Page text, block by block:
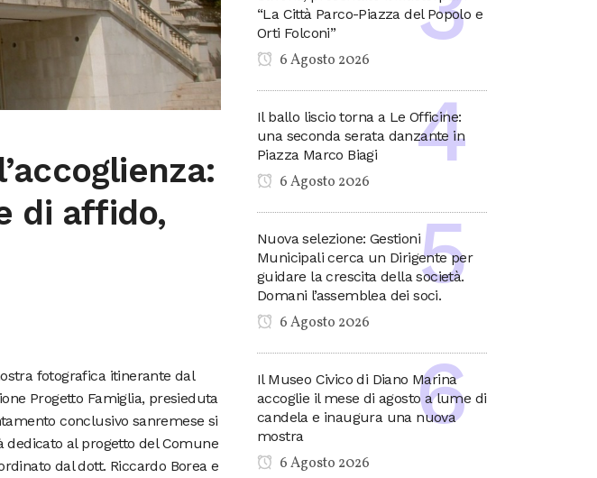
di affido,
fotografica itinerante dal
Progetto Famiglia, presieduta
conclusivo sanremese si
dedicato al progetto del Comune
dal dott. Riccardo Borea e
“La Città Parco-Piazza del Popolo e
Orti Folconi”
6 Agosto 2026
Il ballo liscio torna a Le Officine:
una seconda serata danzante in
Piazza Marco Biagi
6 Agosto 2026
Nuova selezione: Gestioni
Municipali cerca un Dirigente per
guidare la crescita della società.
Domani l’assemblea dei soci.
6 Agosto 2026
Il Museo Civico di Diano Marina
accoglie il mese di agosto a lume di
candela e inaugura una nuova
mostra
6 Agosto 2026